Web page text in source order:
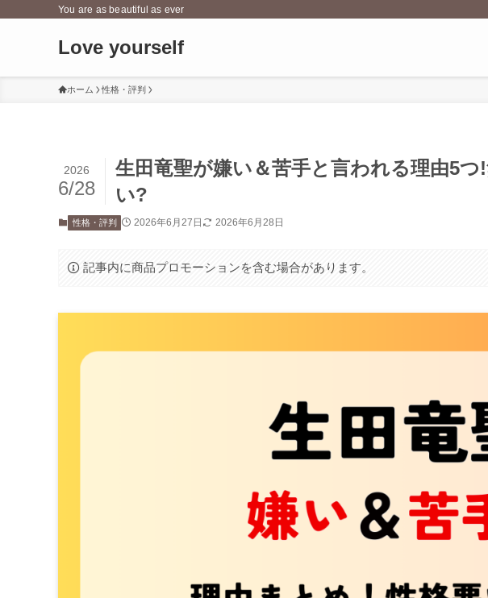
You are as beautiful as ever
Love yourself
ホーム 性格・評判
生田竜聖が嫌い＆苦手と言われる理由5
い?
2026
6/28
性格・評判 2026年6月27日 2026年6月28日
記事内に商品プロモーションを含む場合があります。